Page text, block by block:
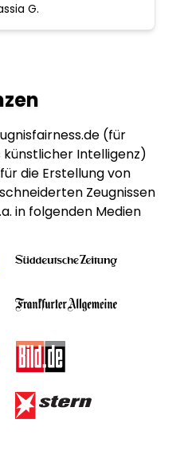
G.
(für
künstlicher Intelligenz)
die Erstellung von
Zeugnissen
in folgenden Medien